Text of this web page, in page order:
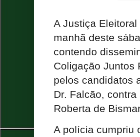
A Justiça
manhã deste
contendo
Coligação Juntos
pelos candidatos
Dr. Falcão,
Roberta de
A polícia cumpriu